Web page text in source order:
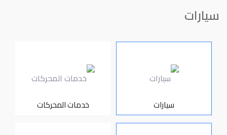
سيارات
سيارات خدمات المحركات